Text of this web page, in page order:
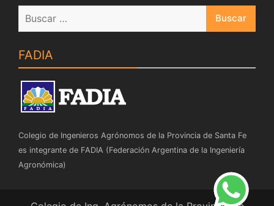
Buscar:
FADIA
Colegio de Ingenieros Agrónomos de la Provincia de Santa Fe
es integrante de FADIA (Federación Argentina de la Ingeniería
Agronómica)